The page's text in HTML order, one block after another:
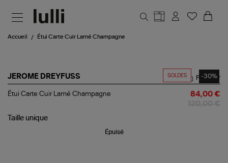
Accueil Étui Carte Cuir Lamé Champagne
SOLDES -30%
JEROME DREYFUSS
Étui
Lamé
Partager
Étui Carte Cuir Lamé Champagne 84,00 €
Taille unique
Épuisé